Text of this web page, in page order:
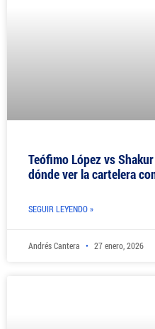
Teófimo López vs
dónde ver la cartelera
SEGUIR LEYENDO »
Andrés Cantera 27 enero, 2026